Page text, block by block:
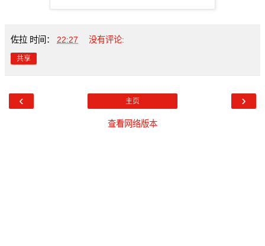
佐拉 时间： 22:27 没有评论:
共享
‹ ›
主页
查看网络版本